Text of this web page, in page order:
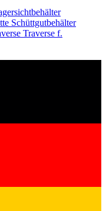
Schüttgutbehälter
Traverse f.